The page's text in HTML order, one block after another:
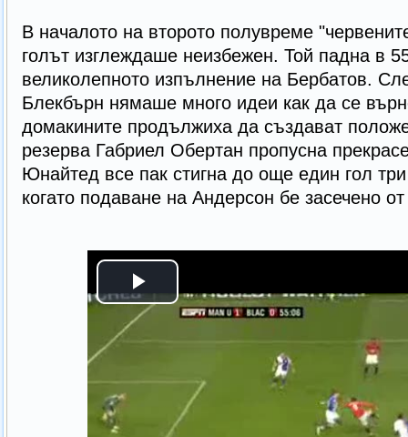
В началото на второто полувреме
голът изглеждаше неизбежен. Той падна в
великолепното изпълнение на Бербатов.
Блекбърн нямаше много идеи как да се
домакините продължиха да създават
резерва Габриел Обертан пропусна
Юнайтед все пак стигна до още един гол
когато подаване на Андерсон бе засечено